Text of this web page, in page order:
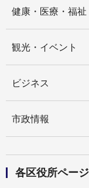
健康・医療・福祉
観光・イベント
ビジネス
市政情報
各区役所ページ